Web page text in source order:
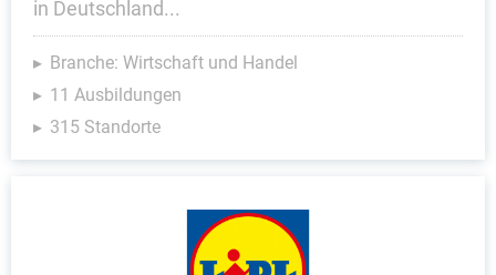
in Deutschland...
Branche: Wirtschaft und Handel
11 Ausbildungen
315 Standorte